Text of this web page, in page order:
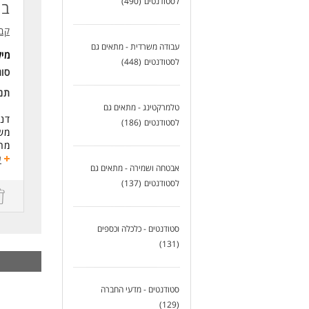
עבודה משרדית - מתאים גם
לסטודנטים (448)
טלמרקטינג - מתאים גם
לסטודנטים (186)
אבטחה ושמירה - מתאים גם
לסטודנטים (137)
סטודנטים - כלכלה וכספים
(131)
סטודנטים - מדעי החברה
(129)
-
-